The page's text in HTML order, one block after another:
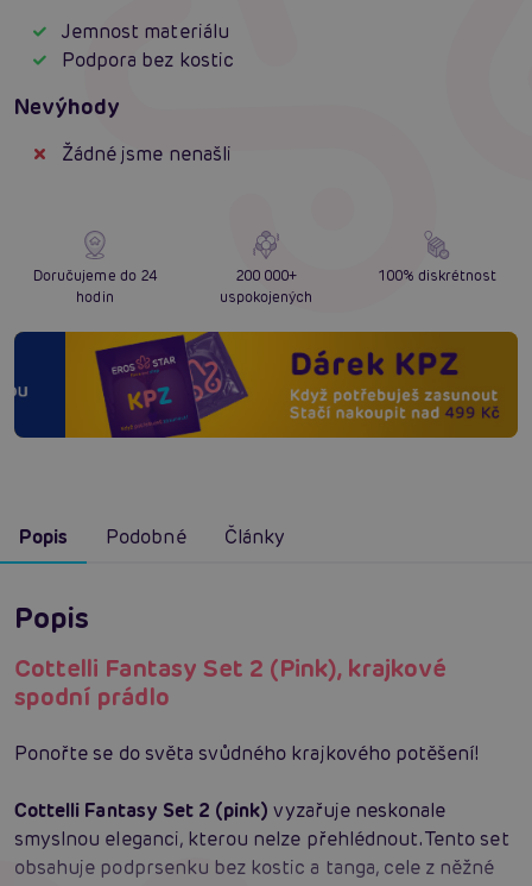
Jemnost materiálu
Podpora bez kostic
Nevýhody
Žádné jsme nenašli
Doručujeme do 24
hodin
200 000+
uspokojených
100% diskrétnost
Popis Podobné Články
Popis
Cottelli Fantasy Set 2 (Pink), krajkové
spodní prádlo
Ponořte se do světa svůdného krajkového potěšení!
Cottelli Fantasy Set 2 (pink) vyzařuje neskonale
smyslnou eleganci, kterou nelze přehlédnout. Tento set
obsahuje podprsenku bez kostic a tanga, cele z něžné